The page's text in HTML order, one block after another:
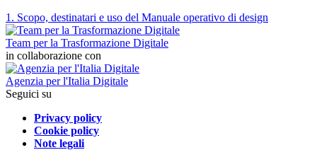
1. Scopo, destinatari e uso del Manuale operativo di design
Team per la Trasformazione Digitale
in collaborazione con
Agenzia per l'Italia Digitale
Seguici su
Privacy policy
Cookie policy
Note legali